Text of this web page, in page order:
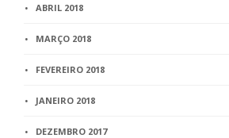
ABRIL 2018
MARÇO 2018
FEVEREIRO 2018
JANEIRO 2018
DEZEMBRO 2017